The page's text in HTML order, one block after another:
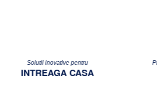
Solutii inovative pentru
INTREAGA CASA